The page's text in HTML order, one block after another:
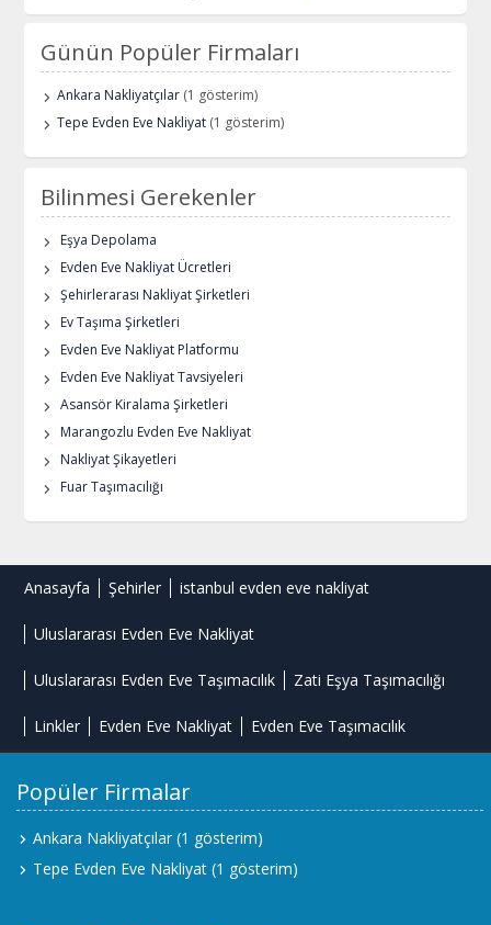
Günün Popüler Firmaları
Ankara Nakliyatçılar (1 gösterim)
Tepe Evden Eve Nakliyat (1 gösterim)
Bilinmesi Gerekenler
Eşya Depolama
Evden Eve Nakliyat Ücretleri
Şehirlerarası Nakliyat Şirketleri
Ev Taşıma Şirketleri
Evden Eve Nakliyat Platformu
Evden Eve Nakliyat Tavsiyeleri
Asansör Kiralama Şirketleri
Marangozlu Evden Eve Nakliyat
Nakliyat Şikayetleri
Fuar Taşımacılığı
Anasayfa Şehirler istanbul evden eve nakliyat
Uluslararası Evden Eve Nakliyat
Uluslararası Evden Eve Taşımacılık Zati Eşya Taşımacılığı
Linkler Evden Eve Nakliyat Evden Eve Taşımacılık
Popüler Firmalar
Ankara Nakliyatçılar (1 gösterim)
Tepe Evden Eve Nakliyat (1 gösterim)